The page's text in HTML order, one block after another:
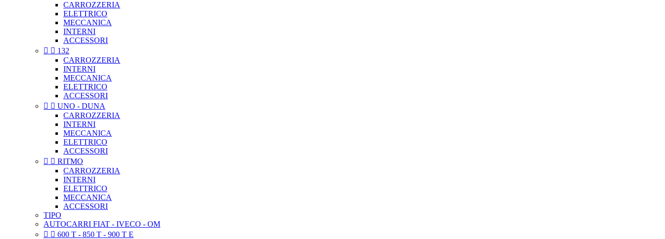
CARROZZERIA
ELETTRICO
MECCANICA
INTERNI
ACCESSORI
  132
CARROZZERIA
INTERNI
MECCANICA
ELETTRICO
ACCESSORI
  UNO - DUNA
CARROZZERIA
INTERNI
MECCANICA
ELETTRICO
ACCESSORI
  RITMO
CARROZZERIA
INTERNI
ELETTRICO
MECCANICA
ACCESSORI
TIPO
AUTOCARRI FIAT - IVECO - OM
  600 T - 850 T - 900 T E